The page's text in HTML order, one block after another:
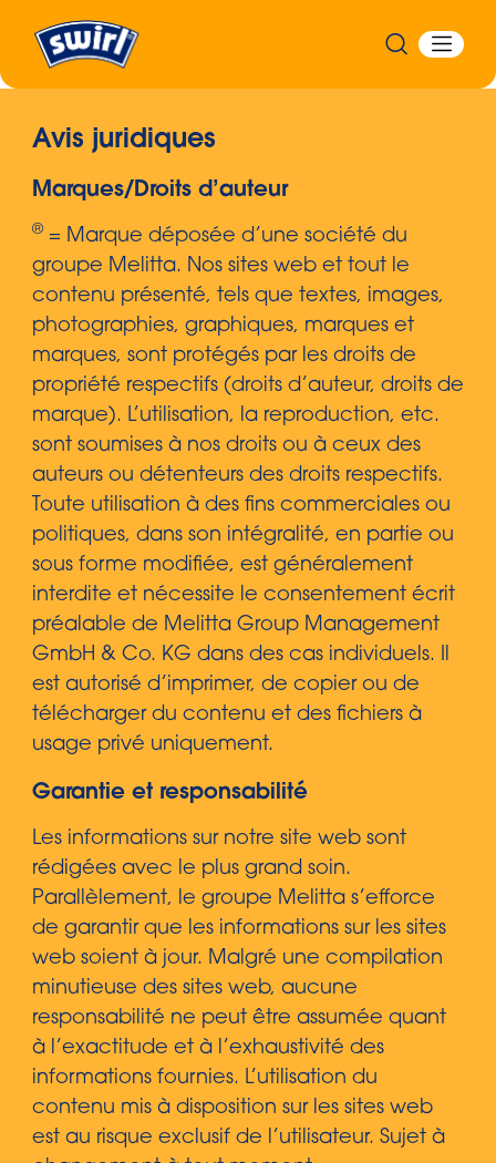
Avis juridiques
Marques/Droits d’auteur
® = Marque déposée d’une société du
groupe Melitta. Nos sites web et tout le
contenu présenté, tels que textes, images,
photographies, graphiques, marques et
marques, sont protégés par les droits de
propriété respectifs (droits d’auteur, droits de
marque). L’utilisation, la reproduction, etc.
sont soumises à nos droits ou à ceux des
auteurs ou détenteurs des droits respectifs.
Toute utilisation à des fins commerciales ou
politiques, dans son intégralité, en partie ou
sous forme modifiée, est généralement
interdite et nécessite le consentement écrit
préalable de Melitta Group Management
GmbH & Co. KG dans des cas individuels. Il
est autorisé d’imprimer, de copier ou de
télécharger du contenu et des fichiers à
usage privé uniquement.
Garantie et responsabilité
Les informations sur notre site web sont
rédigées avec le plus grand soin.
Parallèlement, le groupe Melitta s’efforce
de garantir que les informations sur les sites
web soient à jour. Malgré une compilation
minutieuse des sites web, aucune
responsabilité ne peut être assumée quant
à l’exactitude et à l’exhaustivité des
informations fournies. L’utilisation du
contenu mis à disposition sur les sites web
est au risque exclusif de l’utilisateur. Sujet à